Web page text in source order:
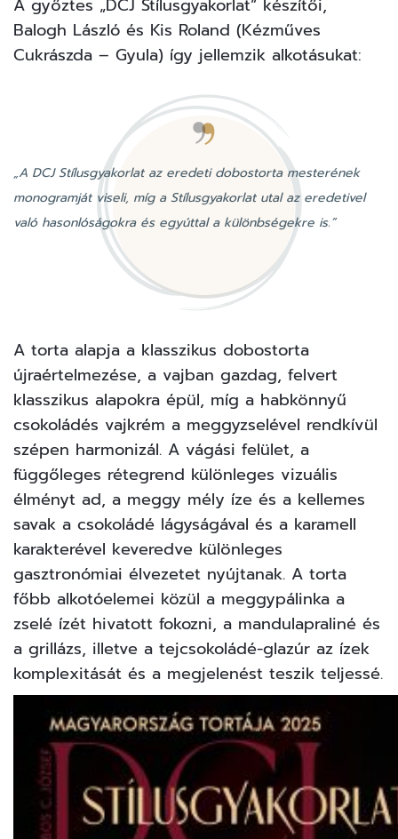
A győztes „DCJ Stílusgyakorlat” készítői,
Balogh László és Kis Roland (Kézműves
Cukrászda – Gyula) így jellemzik alkotásukat:
„A DCJ Stílusgyakorlat az eredeti dobostorta mesterének
monogramját viseli, míg a Stílusgyakorlat utal az eredetivel
való hasonlóságokra és egyúttal a különbségekre is.”
A torta alapja a klasszikus dobostorta
újraértelmezése, a vajban gazdag, felvert
klasszikus alapokra épül, míg a habkönnyű
csokoládés vajkrém a meggyzselével rendkívül
szépen harmonizál. A vágási felület, a
függőleges rétegrend különleges vizuális
élményt ad, a meggy mély íze és a kellemes
savak a csokoládé lágyságával és a karamell
karakterével keveredve különleges
gasztronómiai élvezetet nyújtanak. A torta
főbb alkotóelemei közül a meggypálinka a
zselé ízét hivatott fokozni, a mandulapraliné és
a grillázs, illetve a tejcsokoládé-glazúr az ízek
komplexitását és a megjelenést teszik teljessé.